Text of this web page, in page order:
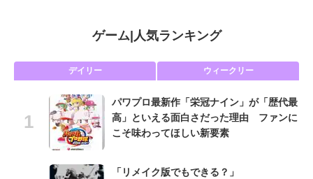
ゲーム| 人気ランキング
デイリー ウィークリー
パワプロ最新作「栄冠ナイン」が「歴代最
高」といえる面白さだった理由 ファンに
こそ味わってほしい新要素
「リメイク版でもできる？」